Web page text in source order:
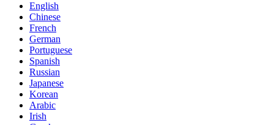
English
Chinese
French
German
Portuguese
Spanish
Russian
Japanese
Korean
Arabic
Irish